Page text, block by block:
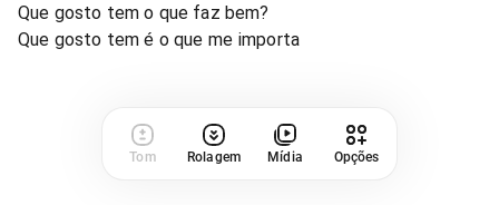
Que gosto tem o que faz bem?
Que gosto tem é o que me importa
Tom Rolagem Mídia Opções